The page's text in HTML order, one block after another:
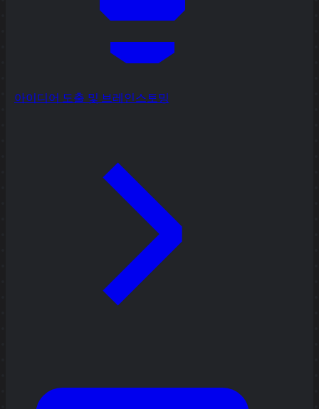
아이디어 도출 및 브레인스토밍